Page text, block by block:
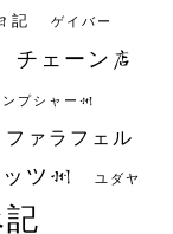
記 ゲイバー
チェーン店
プシャー州
ファラフェル
ツ州 ユダヤ